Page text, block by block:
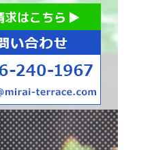
イてらす大和｜就労移行｜就
求はこちら
お子様の